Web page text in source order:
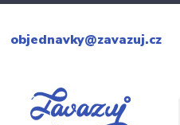
objednavky@zavazuj.cz